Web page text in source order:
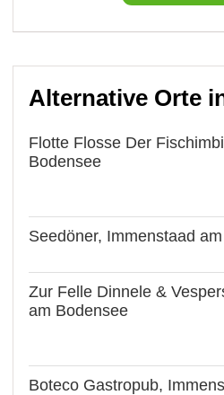
Alternative Orte
Flotte Flosse Der
Bodensee
Seedöner, Immenstaad
Zur Felle Dinnele &
am Bodensee
Boteco Gastropub,